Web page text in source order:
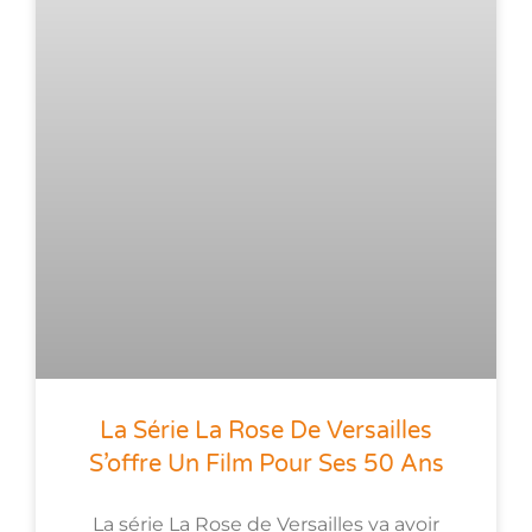
La Série La Rose De Versailles
S’offre Un Film Pour Ses 50 Ans
La série La Rose de Versailles va avoir